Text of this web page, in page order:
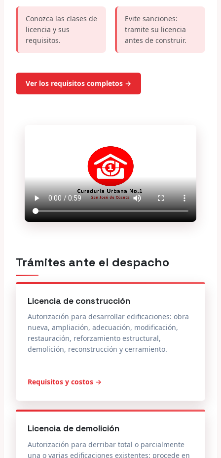
Conozca las clases de
licencia y sus
requisitos.
Evite sanciones:
tramite su licencia
antes de construir.
Ver los requisitos completos →
Trámites ante el despacho
Licencia de construcción
Autorización para desarrollar edificaciones: obra
nueva, ampliación, adecuación, modificación,
restauración, reforzamiento estructural,
demolición, reconstrucción y cerramiento.
Requisitos y costos →
Licencia de demolición
Autorización para derribar total o parcialmente
una o varias edificaciones existentes; procede en